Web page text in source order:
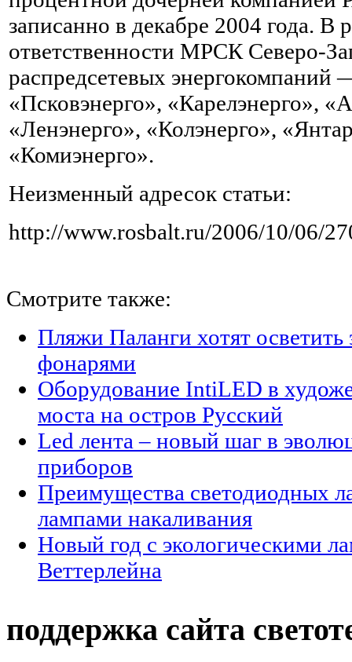
записанно в декабре 2004 года. В
ответственности МРСК Северо-
распредсетевых энергокомпаний
«Псковэнерго», «Карелэнерго»,
«Ленэнерго», «Колэнерго»,
«Комиэнерго».
Неизменный адресок статьи:
http://www.rosbalt.ru/2006/10/06/
Смотрите также:
Пляжи Паланги хотят
фонарями
Оборудование IntiLED в
моста на остров Русский
Led лента – новый шаг в
приборов
Преимущества светодиодных
лампами накаливания
Новый год с экологическими
Веттерлейна
поддержка сайта